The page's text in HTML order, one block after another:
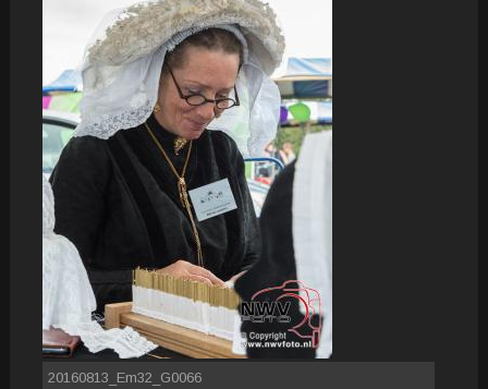
20160813_Em32_G0066